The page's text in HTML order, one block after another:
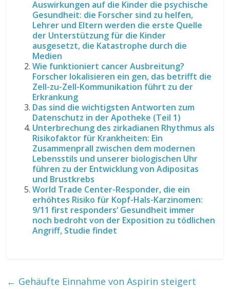
Auswirkungen auf die Kinder die psychische
Gesundheit: die Forscher sind zu helfen,
Lehrer und Eltern werden die erste Quelle
der Unterstützung für die Kinder
ausgesetzt, die Katastrophe durch die
Medien
Wie funktioniert cancer Ausbreitung?
Forscher lokalisieren ein gen, das betrifft die
Zell-zu-Zell-Kommunikation führt zu der
Erkrankung
Das sind die wichtigsten Antworten zum
Datenschutz in der Apotheke (Teil 1)
Unterbrechung des zirkadianen Rhythmus als
Risikofaktor für Krankheiten: Ein
Zusammenprall zwischen dem modernen
Lebensstils und unserer biologischen Uhr
führen zu der Entwicklung von Adipositas
und Brustkrebs
World Trade Center-Responder, die ein
erhöhtes Risiko für Kopf-Hals-Karzinomen:
9/11 first responders‘ Gesundheit immer
noch bedroht von der Exposition zu tödlichen
Angriff, Studie findet
← Gehäufte Einnahme von Aspirin steigert